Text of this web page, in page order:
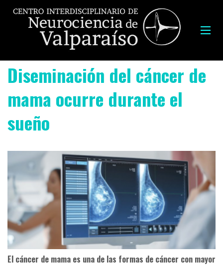
Diseminación del cáncer de
mama ocurre durante el
sueño
El cáncer de mama es una de las formas de cáncer con mayor